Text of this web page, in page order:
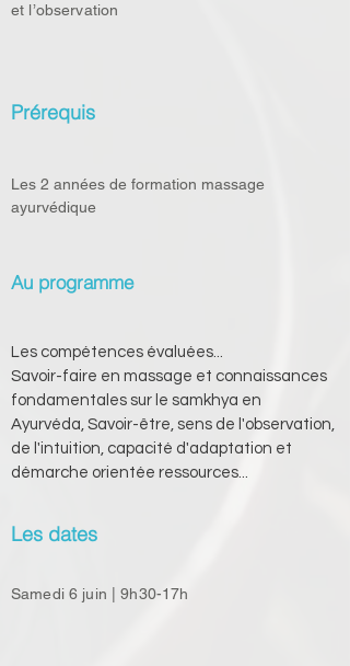
et l’observation
Prérequis
Les 2 années de formation massage
ayurvédique
Au programme
Les compétences évaluées...
Savoir-faire en massage et connaissances
fondamentales sur le samkhya en
Ayurvéda, Savoir-être, sens de l'observation,
de l'intuition, capacité d'adaptation et
démarche orientée ressources...
Les dates
Samedi 6 juin | 9h30-17h